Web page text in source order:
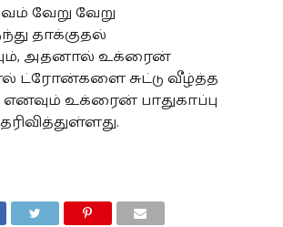
வேறு வேறு
தாக்குதல்
அதனால் உக்ரைன்
ட்ரோன்களை சுட்டு வீழ்த்த
உக்ரைன் பாதுகாப்பு